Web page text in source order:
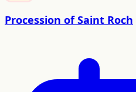
Procession of Saint Roch